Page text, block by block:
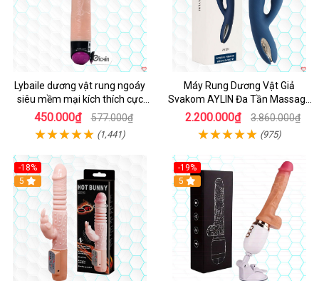
Lybaile dương vật rung ngoáy
siêu mềm mại kích thích cực
mạnh
450.000₫ 577.000₫
(1,441)
Máy Rung Dương Vật Giả
Svakom AYLIN Đa Tần Massage
Sướng
2.200.000₫ 3.860.000₫
(975)
-18%
Hot
5
-19%
Hot
5